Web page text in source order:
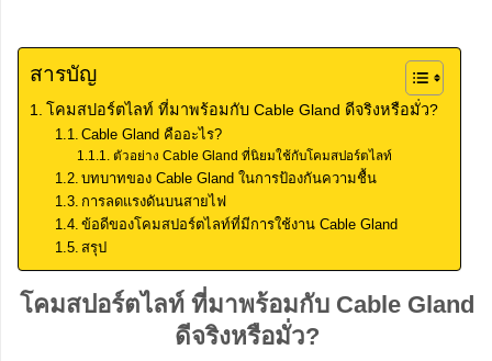
สารบัญ
โคมสปอร์ตไลท์ ที่มาพร้อมกับ Cable Gland ดีจริงหรือมั่ว?
Cable Gland คืออะไร?
ตัวอย่าง Cable Gland ที่นิยมใช้กับโคมสปอร์ตไลท์
บทบาทของ Cable Gland ในการป้องกันความชื้น
การลดแรงดันบนสายไฟ
ข้อดีของโคมสปอร์ตไลท์ที่มีการใช้งาน Cable Gland
สรุป
โคมสปอร์ตไลท์ ที่มาพร้อมกับ Cable Gland
ดีจริงหรือมั่ว?